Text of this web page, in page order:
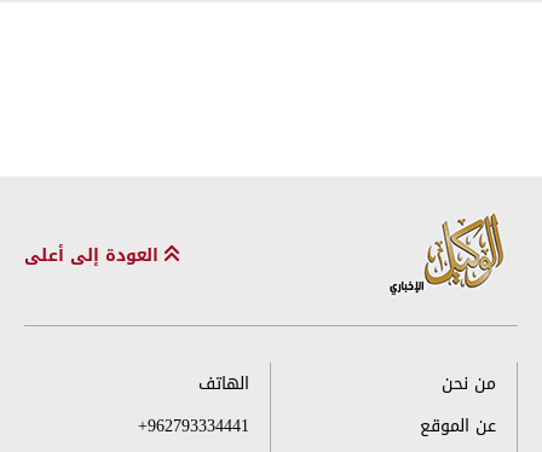
العودة إلى أعلى
من نحن
عن الموقع
الهاتف
+962793334441